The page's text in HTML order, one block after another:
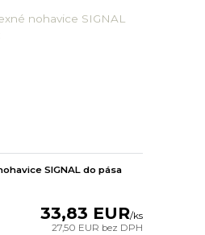
SIGNAL do pása
33,83 EUR/ks
27,50 EUR bez DPH